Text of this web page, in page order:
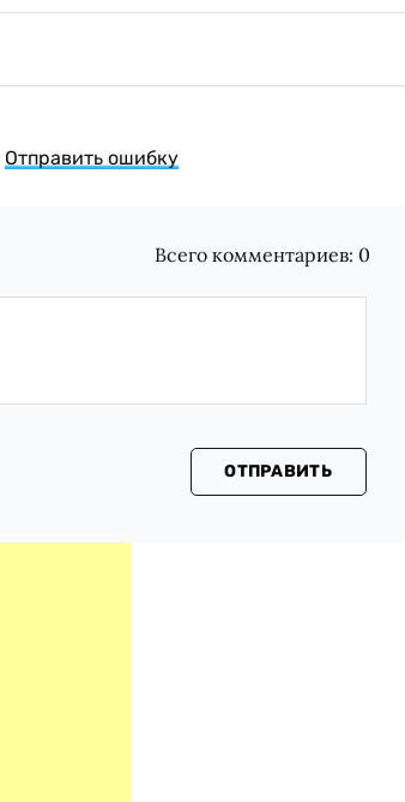
Отправить ошибку
Всего комментариев: 0
ОТПРАВИТЬ